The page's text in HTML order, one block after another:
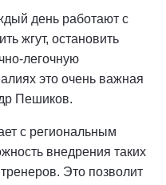
день работают с
жгут, остановить
легочную
это очень важная
Пешиков.
с региональным
внедрения таких
Это позволит